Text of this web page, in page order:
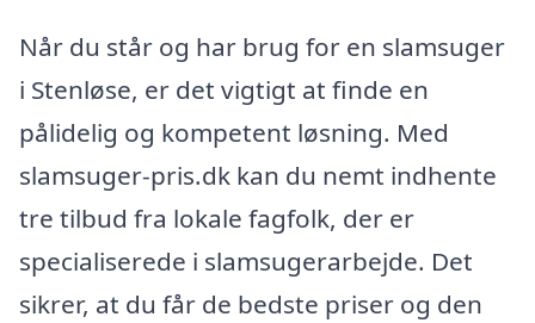
Når du står og har brug for en slamsuger
i Stenløse, er det vigtigt at finde en
pålidelig og kompetent løsning. Med
slamsuger-pris.dk kan du nemt indhente
tre tilbud fra lokale fagfolk, der er
specialiserede i slamsugerarbejde. Det
sikrer, at du får de bedste priser og den